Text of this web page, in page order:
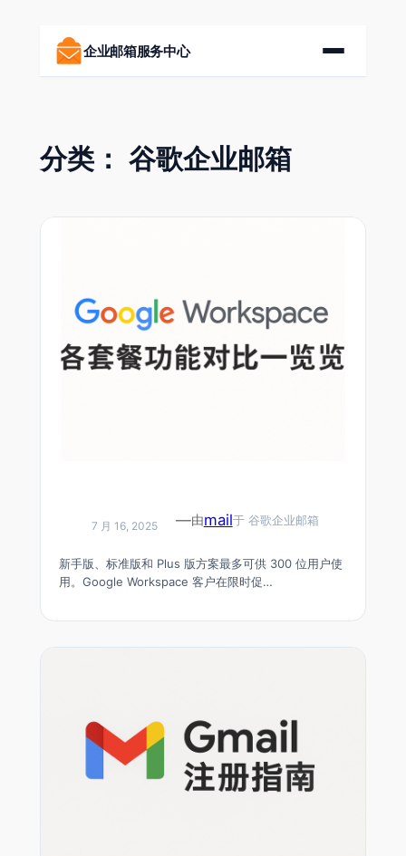
企业邮箱服务中心
分类： 谷歌企业邮箱
各套餐功能对比一览（Business
7 月 16, 2025 —由mail于 谷歌企业邮箱
新手版、标准版和 Plus 版方案最多可供 300 位用户使
用。Google Workspace 客户在限时促…